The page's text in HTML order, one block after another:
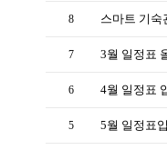
8 스마트 기
7 3월 일정표
6 4월 일정표
5 5월 일정표